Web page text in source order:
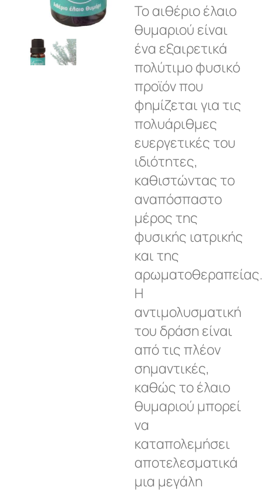
Το αιθέριο έλαιο
θυμαριού είναι
ένα εξαιρετικά
πολύτιμο φυσικό
προϊόν που
φημίζεται για τις
πολυάριθμες
ευεργετικές του
ιδιότητες,
καθιστώντας το
αναπόσπαστο
μέρος της
φυσικής ιατρικής
και της
αρωματοθεραπείας.
Η
αντιμολυσματική
του δράση είναι
από τις πλέον
σημαντικές,
καθώς το έλαιο
θυμαριού μπορεί
να
καταπολεμήσει
αποτελεσματικά
μια μεγάλη